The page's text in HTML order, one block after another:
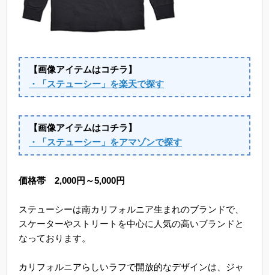
【画像アイテムはコチラ】
・「ステューシー」を楽天で探す
【画像アイテムはコチラ】
・「ステューシー」をアマゾンで探す
価格帯 2,000円～5,000円
ステューシーは南カリフォルニア生まれのブランドで、
スケーターやストリートを中心に人気の高いブランドと
なっております。
カリフォルニアらしいラフで開放的なデザインは、ジャ